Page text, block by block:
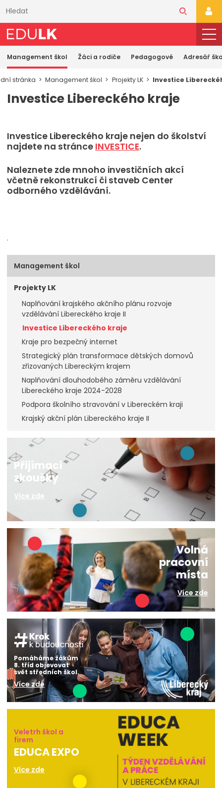
obsahu
Management škol Žáci a rodiče Pedagogové Adresář
stránka Management škol Projekty LK Investice
Investice Libereckého kraje
Investice Libereckého kraje nejen do školství
najdete na stránce INVESTICE.
Naleznete zde mnoho investičních akcí
včetně rekonstrukcí či staveb Center
odborného vzdělávání.
.
Management škol
Projekty LK
Naplňování krajského akčního plánu rozvoje
vzdělávání Libereckého kraje II
Investice Libereckého kraje
Kraje pro bezpečný internet
Strategický plán transformace dětských domovů
zřizovaných Libereckým krajem
Naplňování dlouhodobého záměru vzdělávání
Libereckého kraje 2024-2028
Podpora školního stravování v Libereckém kraji
Krajský akční plán Libereckého kraje II
Přijímací
zkoušky
Více zde
Volná
pracovní
místa
Více zde
Pomáháme žákům
8. tříd objevovat
svět středních škol.
Více zde
Veletrh škol a
firem
EDUCA EXPO
Více zde